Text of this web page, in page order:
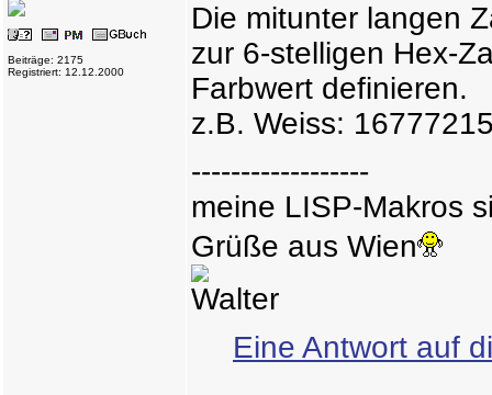
Beiträge: 2175
Registriert: 12.12.2000
Die mitunter langen
zur 6-stelligen Hex-
Farbwert definieren.
z.B. Weiss:
------------------
meine LISP-Makros
Grüße aus Wien
Walter
Eine Antwort auf